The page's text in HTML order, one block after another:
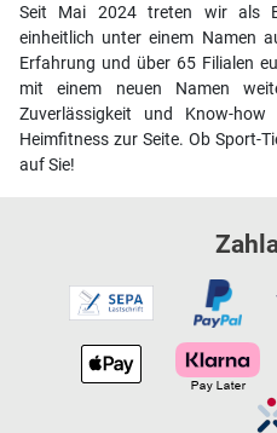
Seit Mai 2024 treten wir als
einheitlich unter einem Namen
Erfahrung und über 65 Filialen
mit einem neuen Namen
Zuverlässigkeit und Know-
Heimfitness zur Seite. Ob Sport-
auf Sie!